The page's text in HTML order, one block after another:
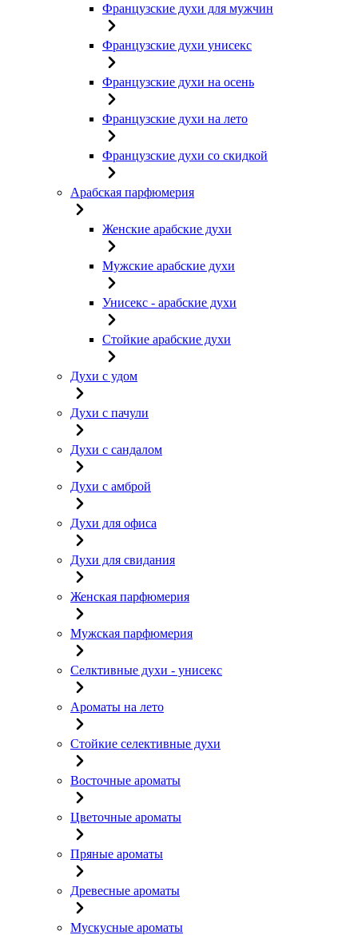
Французские духи для мужчин
Французские духи унисекс
Французские духи на осень
Французские духи на лето
Французские духи со скидкой
Арабская парфюмерия
Женские арабские духи
Мужские арабские духи
Унисекс - арабские духи
Стойкие арабские духи
Духи с удом
Духи с пачули
Духи с сандалом
Духи с амброй
Духи для офиса
Духи для свидания
Женская парфюмерия
Мужская парфюмерия
Селктивные духи - унисекс
Ароматы на лето
Стойкие селективные духи
Восточные ароматы
Цветочные ароматы
Пряные ароматы
Древесные ароматы
Мускусные ароматы